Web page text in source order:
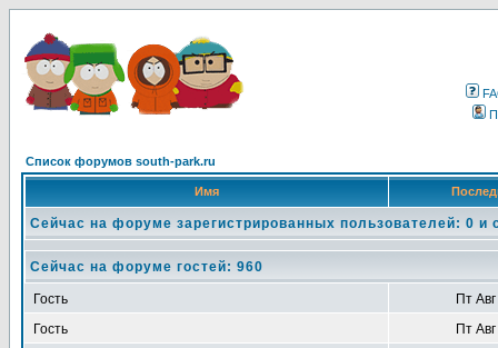
Список форумов south-park.ru
Имя
Сейчас на форуме зарегистрированных пользователей: 0 и
Сейчас на форуме гостей: 960
Гость
Пт
Гость
Пт